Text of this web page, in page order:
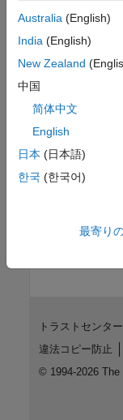
Australia (English)
India (English)
New Zealand
中国
简体中文
English
日本 (日本語)
한국 (한국어)
最寄り
トラストセンター
違法コピー防止
© 1994-2026 The